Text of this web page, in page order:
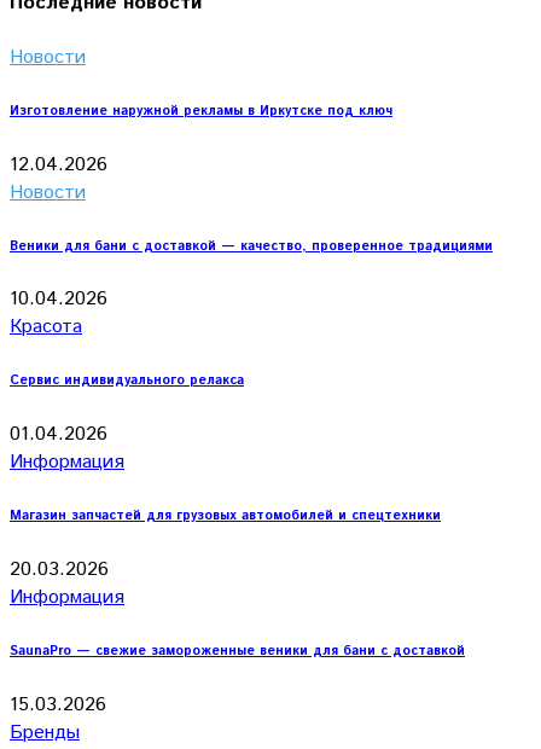
Новости
Изготовление наружной рекламы в Иркутске под ключ
12.04.2026
Новости
Веники для бани с доставкой — качество, проверенное традициями
10.04.2026
Красота
Сервис индивидуального релакса
01.04.2026
Информация
Магазин запчастей для грузовых автомобилей и спецтехники
20.03.2026
Информация
SaunaPro — свежие замороженные веники для бани с доставкой
15.03.2026
Бренды